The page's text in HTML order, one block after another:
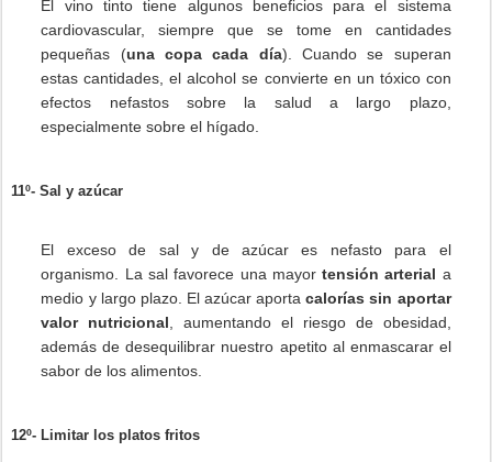
El vino tinto tiene algunos beneficios para el sistema
cardiovascular, siempre que se tome en cantidades
pequeñas (una copa cada día). Cuando se superan
estas cantidades, el alcohol se convierte en un tóxico con
efectos nefastos sobre la salud a largo plazo,
especialmente sobre el hígado.
11º- Sal y azúcar
El exceso de sal y de azúcar es nefasto para el
organismo. La sal favorece una mayor tensión arterial a
medio y largo plazo. El azúcar aporta calorías sin aportar
valor nutricional, aumentando el riesgo de obesidad,
además de desequilibrar nuestro apetito al enmascarar el
sabor de los alimentos.
12º- Limitar los platos fritos